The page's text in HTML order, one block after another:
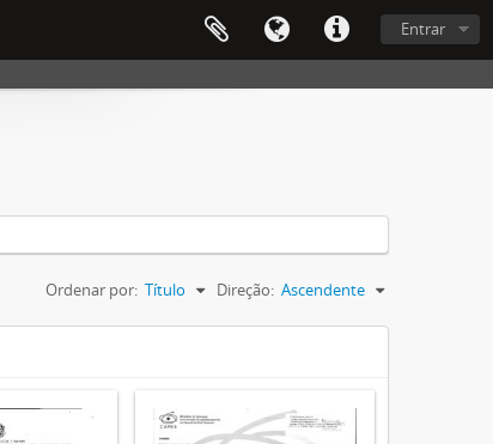
Entrar
Ordenar por: Título Direção: Ascendente